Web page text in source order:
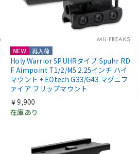
NEW 再入荷
Holy Warrior SPUHRタイプ Spuhr RD
F Aimpoint T1/2/M5 2.25インチ ハイ
マウント + EOtech G33/G43 マグニフ
ァイア フリップマウント
￥9,900
在庫あり